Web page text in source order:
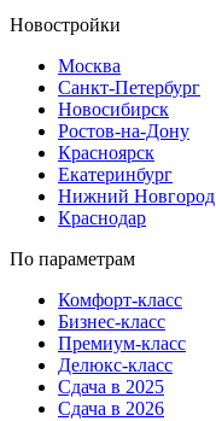
Новостройки
Москва
Санкт-Петербург
Новосибирск
Ростов-на-Дону
Красноярск
Екатеринбург
Нижний Новгород
Краснодар
По параметрам
Комфорт-класс
Бизнес-класс
Премиум-класс
Делюкс-класс
Сдача в 2025
Сдача в 2026